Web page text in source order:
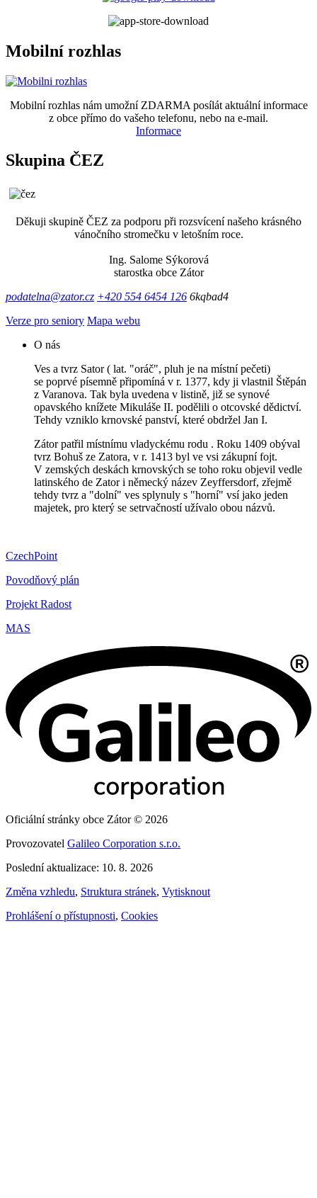
Mobilní rozhlas
Mobilní rozhlas nám umožní ZDARMA posílát aktuální informace
z obce přímo do vašeho telefonu, nebo na e-mail.
Informace
Skupina ČEZ
Děkuji skupině ČEZ za podporu při rozsvícení našeho krásného
vánočního stromečku v letošním roce.
Ing. Salome Sýkorová
starostka obce Zátor
podatelna@zator.cz +420 554 6454 126 6kqbad4
Verze pro seniory Mapa webu
O nás
Ves a tvrz Sator ( lat. "oráč", pluh je na místní pečeti)
se poprvé písemně připomíná v r. 1377, kdy ji vlastnil Štěpán
z Varanova. Tak byla uvedena v listině, již se synové
opavského knížete Mikuláše II. podělili o otcovské dědictví.
Tehdy vzniklo krnovské panství, které obdržel Jan I.
Zátor patřil místnímu vladyckému rodu . Roku 1409 obýval
tvrz Bohuš ze Zatora, v r. 1413 byl ve vsi zákupní fojt.
V zemských deskách krnovských se toho roku objevil vedle
latinského de Zator i německý název Zeyffersdorf, zřejmě
tehdy tvrz a "dolní" ves splynuly s "horní" vsí jako jeden
majetek, pro který se setrvačností užívalo obou názvů.
CzechPoint
Povodňový plán
Projekt Radost
MAS
Oficiální stránky obce Zátor © 2026
Provozovatel Galileo Corporation s.r.o.
Poslední aktualizace: 10. 8. 2026
Změna vzhledu, Struktura stránek, Vytisknout
Prohlášení o přístupnosti, Cookies